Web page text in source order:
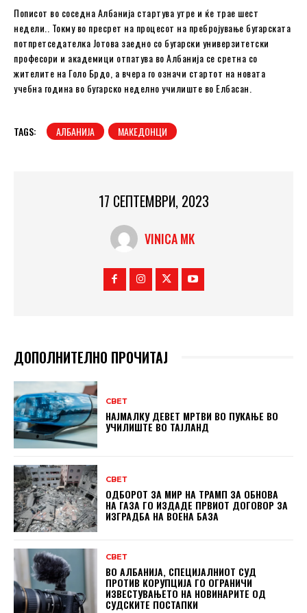
Пописот во соседна Албанија стартува утре и ќе трае шест
недели.. Токму во пресрет на процесот на пребројување бугарската
потпретседателка Јотова заедно со бугарски универзитетски
професори и академици отпатува во Албанија се сретна со
жителите на Голо Брдо, а вчера го означи стартот на новата
учебна година во бугарско неделно училиште во Елбасан.
TAGS: АЛБАНИЈА МАКЕДОНЦИ
17 СЕПТЕМВРИ, 2023
VINICA MK
ДОПОЛНИТЕЛНО ПРОЧИТАЈ
СВЕТ
НАЈМАЛКУ ДЕВЕТ МРТВИ ВО ПУКАЊЕ ВО
УЧИЛИШТЕ ВО ТАЈЛАНД
СВЕТ
ОДБОРОТ ЗА МИР НА ТРАМП ЗА ОБНОВА
НА ГАЗА ГО ИЗДАДЕ ПРВИОТ ДОГОВОР ЗА
ИЗГРАДБА НА ВОЕНА БАЗА
СВЕТ
ВО АЛБАНИЈА, СПЕЦИЈАЛНИОТ СУД
ПРОТИВ КОРУПЦИЈА ГО ОГРАНИЧИ
ИЗВЕСТУВАЊЕТО НА НОВИНАРИТЕ ОД
СУДСКИТЕ ПОСТАПКИ